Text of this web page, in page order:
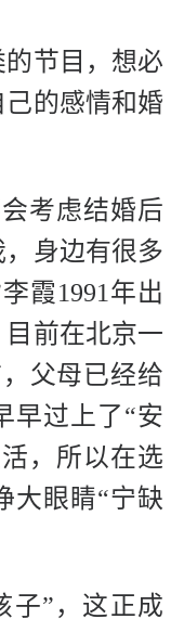
节目，想必
的感情和婚
考虑结婚后
身边有很多
霞1991年出
前在北京一
父母已经给
早过上了“安
，所以在选
大眼睛“宁缺
子”，这正成